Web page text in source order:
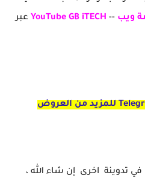
ويب --
YouTube GB iTECH عبر
تدوينة اخرى إن شاء الله ،